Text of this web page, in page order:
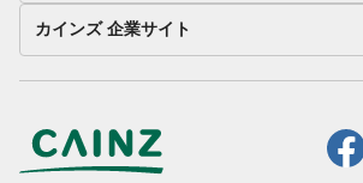
カインズ 企業サイト